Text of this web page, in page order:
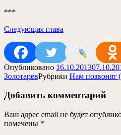
***
Следующая глава
Опубликовано 16.10.2013
ЗолотаревРубрики Нам позвонят
Добавить комментарий
Ваш адрес email не будет
помечены *